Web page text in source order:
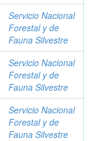
Servicio Nacional
Forestal y de
Fauna Silvestre
Servicio Nacional
Forestal y de
Fauna Silvestre
Servicio Nacional
Forestal y de
Fauna Silvestre